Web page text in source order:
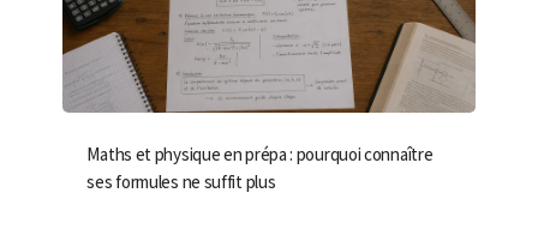
Maths et physique en prépa : pourquoi connaître
ses formules ne suffit plus